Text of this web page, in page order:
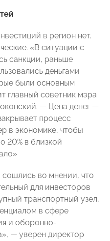
в регион нет.
«В ситуации с
санкции, раньше
деньгами
были основным
главный советник мэра
— Цена денег —
процесс
в экономике, чтобы
20% в близкой
во мнении, что
для инвесторов
транспортный узел,
в сфере
и оборонно-
— уверен директор